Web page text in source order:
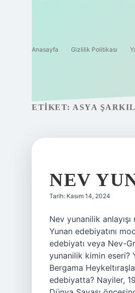
Anasayfa Gizlilik Politikası
ETIKET: ASYA
NEV
Tarih: Kasım 14, 2024
Nev yunanilik
Yunan edebiyatını
edebiyatı veya Nev-
yunanilik kimin eseri?
Bergama
edebiyatta? Nayiler,